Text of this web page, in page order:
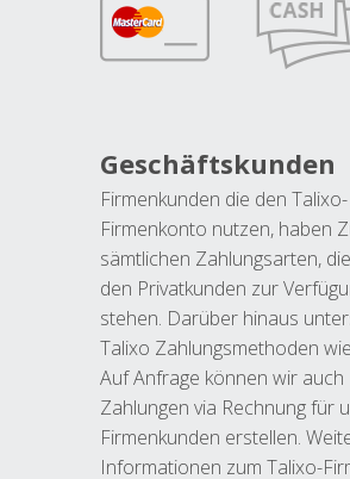
Geschäftskunden
Firmenkunden die den Talixo-
Firmenkonto nutzen, haben
sämtlichen Zahlungsarten,
den Privatkunden zur
stehen. Darüber hinaus
Talixo Zahlungsmethoden
Auf Anfrage können wir auch
Zahlungen via Rechnung für
Firmenkunden erstellen.
Informationen zum Talixo-